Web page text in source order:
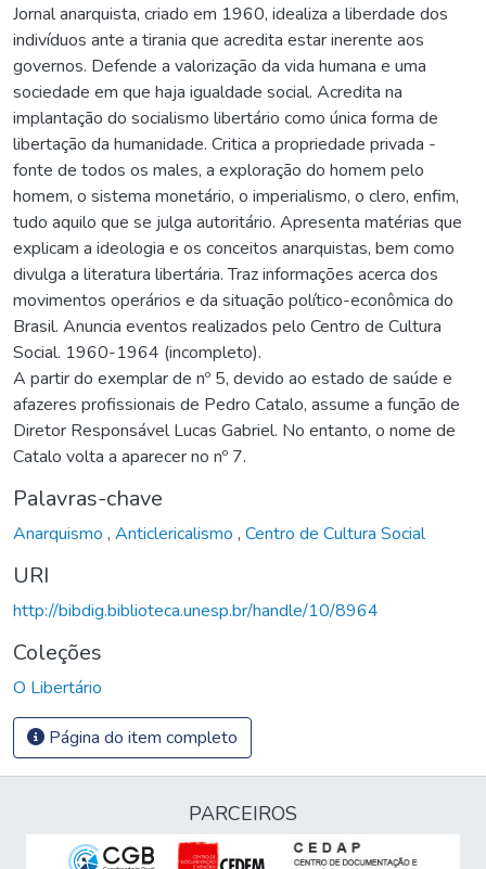
Jornal anarquista, criado em 1960, idealiza a liberdade dos
indivíduos ante a tirania que acredita estar inerente aos
governos. Defende a valorização da vida humana e uma
sociedade em que haja igualdade social. Acredita na
implantação do socialismo libertário como única forma de
libertação da humanidade. Critica a propriedade privada -
fonte de todos os males, a exploração do homem pelo
homem, o sistema monetário, o imperialismo, o clero, enfim,
tudo aquilo que se julga autoritário. Apresenta matérias que
explicam a ideologia e os conceitos anarquistas, bem como
divulga a literatura libertária. Traz informações acerca dos
movimentos operários e da situação político-econômica do
Brasil. Anuncia eventos realizados pelo Centro de Cultura
Social. 1960-1964 (incompleto).
A partir do exemplar de nº 5, devido ao estado de saúde e
afazeres profissionais de Pedro Catalo, assume a função de
Diretor Responsável Lucas Gabriel. No entanto, o nome de
Catalo volta a aparecer no nº 7.
Palavras-chave
Anarquismo , Anticlericalismo , Centro de Cultura Social
URI
http://bibdig.biblioteca.unesp.br/handle/10/8964
Coleções
O Libertário
Página do item completo
PARCEIROS